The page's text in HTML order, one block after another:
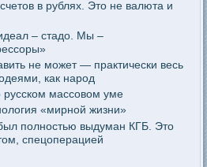
в рублях. Это не валюта и
– стадо. Мы –
не может — практически весь
как народ
массовом уме
«мирной жизни»
полностью выдуман КГБ. Это
спецоперацией